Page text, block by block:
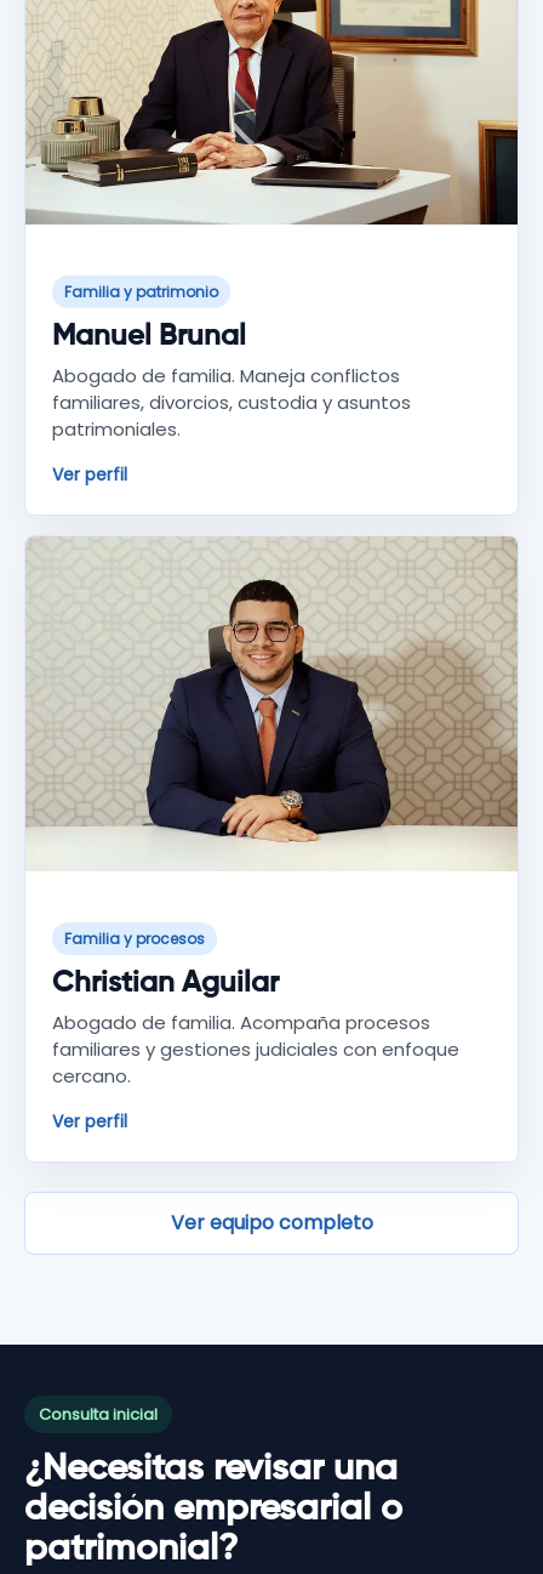
Familia y patrimonio
Manuel Brunal
Abogado de familia. Maneja conflictos
familiares, divorcios, custodia y asuntos
patrimoniales.
Ver perfil
Familia y procesos
Christian Aguilar
Abogado de familia. Acompaña procesos
familiares y gestiones judiciales con enfoque
cercano.
Ver perfil
Ver equipo completo
Consulta inicial
¿Necesitas revisar una
decisión empresarial o
patrimonial?